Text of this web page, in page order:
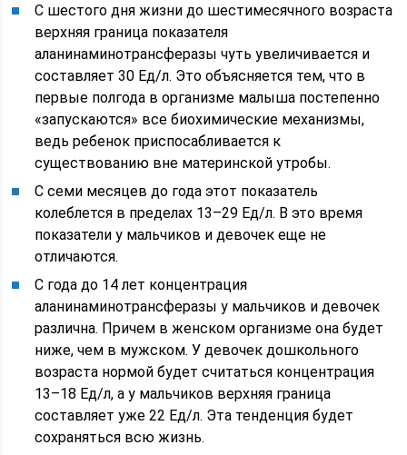
С шестого дня жизни до шестимесячного возраста
верхняя граница показателя
аланинаминотрансферазы чуть увеличивается и
составляет 30 Ед/л. Это объясняется тем, что в
первые полгода в организме малыша постепенно
«запускаются» все биохимические механизмы,
ведь ребенок приспосабливается к
существованию вне материнской утробы.
С семи месяцев до года этот показатель
колеблется в пределах 13–29 Ед/л. В это время
показатели у мальчиков и девочек еще не
отличаются.
С года до 14 лет концентрация
аланинаминотрансферазы у мальчиков и девочек
различна. Причем в женском организме она будет
ниже, чем в мужском. У девочек дошкольного
возраста нормой будет считаться концентрация
13–18 Ед/л, а у мальчиков верхняя граница
составляет уже 22 Ед/л. Эта тенденция будет
сохраняться всю жизнь.